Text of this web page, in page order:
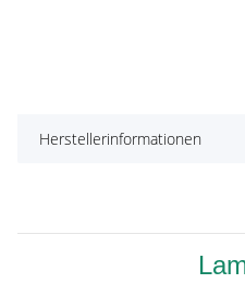
Herstellerinformationen